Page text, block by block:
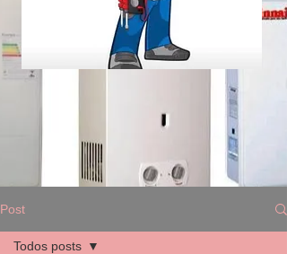
Post
Todos posts